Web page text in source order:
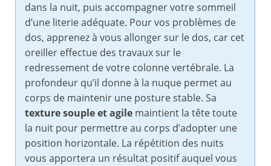
dans la nuit, puis accompagner votre sommeil
d’une literie adéquate. Pour vos problèmes de
dos, apprenez à vous allonger sur le dos, car cet
oreiller effectue des travaux sur le
redressement de votre colonne vertébrale. La
profondeur qu’il donne à la nuque permet au
corps de maintenir une posture stable. Sa
texture souple et agile maintient la tête toute
la nuit pour permettre au corps d’adopter une
position horizontale. La répétition des nuits
vous apportera un résultat positif auquel vous